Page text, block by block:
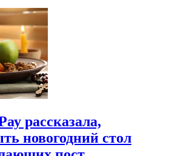
рассказала,
новогодний стол